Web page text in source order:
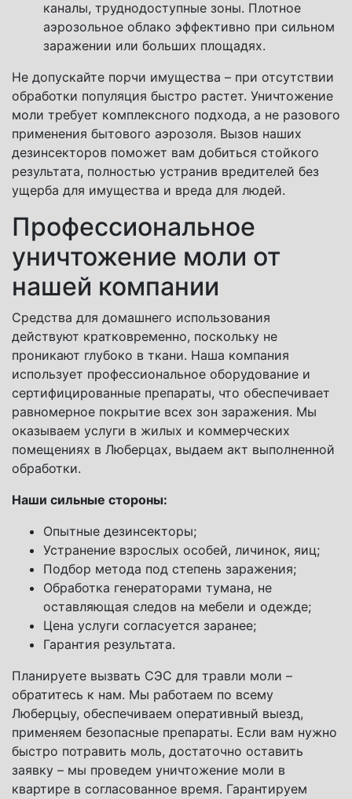
каналы, труднодоступные зоны. Плотное
аэрозольное облако эффективно при сильном
заражении или больших площадях.
Не допускайте порчи имущества – при отсутствии
обработки популяция быстро растет. Уничтожение
моли требует комплексного подхода, а не разового
применения бытового аэрозоля. Вызов наших
дезинсекторов поможет вам добиться стойкого
результата, полностью устранив вредителей без
ущерба для имущества и вреда для людей.
Профессиональное
уничтожение моли от
нашей компании
Средства для домашнего использования
действуют кратковременно, поскольку не
проникают глубоко в ткани. Наша компания
использует профессиональное оборудование и
сертифицированные препараты, что обеспечивает
равномерное покрытие всех зон заражения. Мы
оказываем услуги в жилых и коммерческих
помещениях в Люберцах, выдаем акт выполненной
обработки.
Наши сильные стороны:
Опытные дезинсекторы;
Устранение взрослых особей, личинок, яиц;
Подбор метода под степень заражения;
Обработка генераторами тумана, не
оставляющая следов на мебели и одежде;
Цена услуги согласуется заранее;
Гарантия результата.
Планируете вызвать СЭС для травли моли –
обратитесь к нам. Мы работаем по всему
Люберцыу, обеспечиваем оперативный выезд,
применяем безопасные препараты. Если вам нужно
быстро потравить моль, достаточно оставить
заявку – мы проведем уничтожение моли в
квартире в согласованное время. Гарантируем